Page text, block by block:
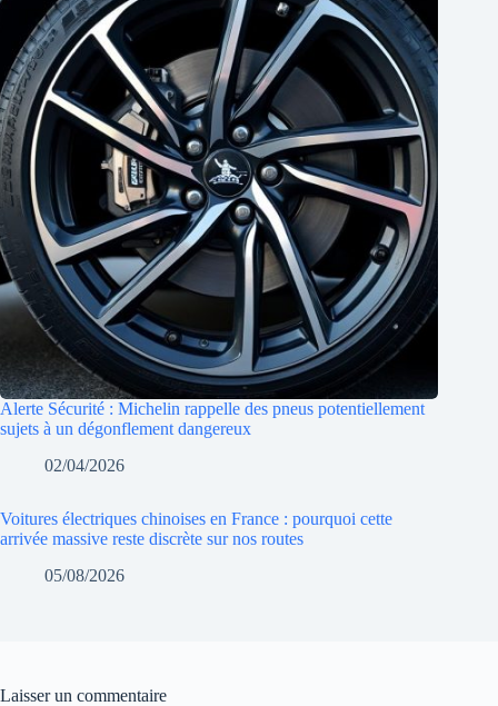
Alerte Sécurité : Michelin rappelle des pneus potentiellement
sujets à un dégonflement dangereux
02/04/2026
Voitures électriques chinoises en France : pourquoi cette
arrivée massive reste discrète sur nos routes
05/08/2026
Laisser un commentaire